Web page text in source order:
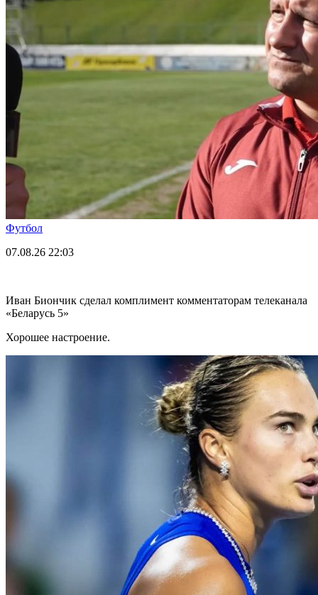
Футбол
07.08.26 22:03
Иван Биончик сделал комплимент комментаторам телеканала
«Беларусь 5»
Хорошее настроение.